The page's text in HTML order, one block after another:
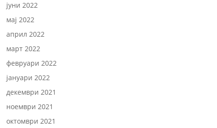
јуни 2022
мај 2022
април 2022
март 2022
февруари 2022
јануари 2022
декември 2021
ноември 2021
октомври 2021